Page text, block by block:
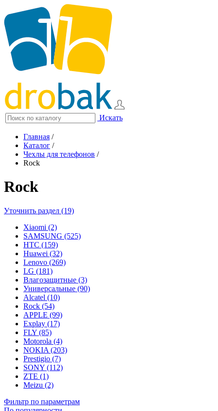
Искать
Главная /
Каталог /
Чехлы для телефонов /
Rock
Rock
Уточнить раздел (19)
Xiaomi (2)
SAMSUNG (525)
HTC (159)
Huawei (32)
Lenovo (269)
LG (181)
Влагозащитные (3)
Универсальные (90)
Alcatel (10)
Rock (54)
APPLE (99)
Explay (17)
FLY (85)
Motorola (4)
NOKIA (203)
Prestigio (7)
SONY (112)
ZTE (1)
Meizu (2)
Фильтр по параметрам